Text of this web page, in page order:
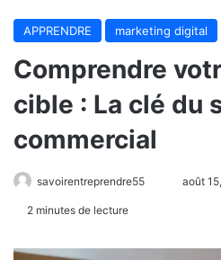
APPRENDRE marketing digital
Comprendre
cible : La clé du
commercial
savoirentreprendre55 août
2 minutes de lecture